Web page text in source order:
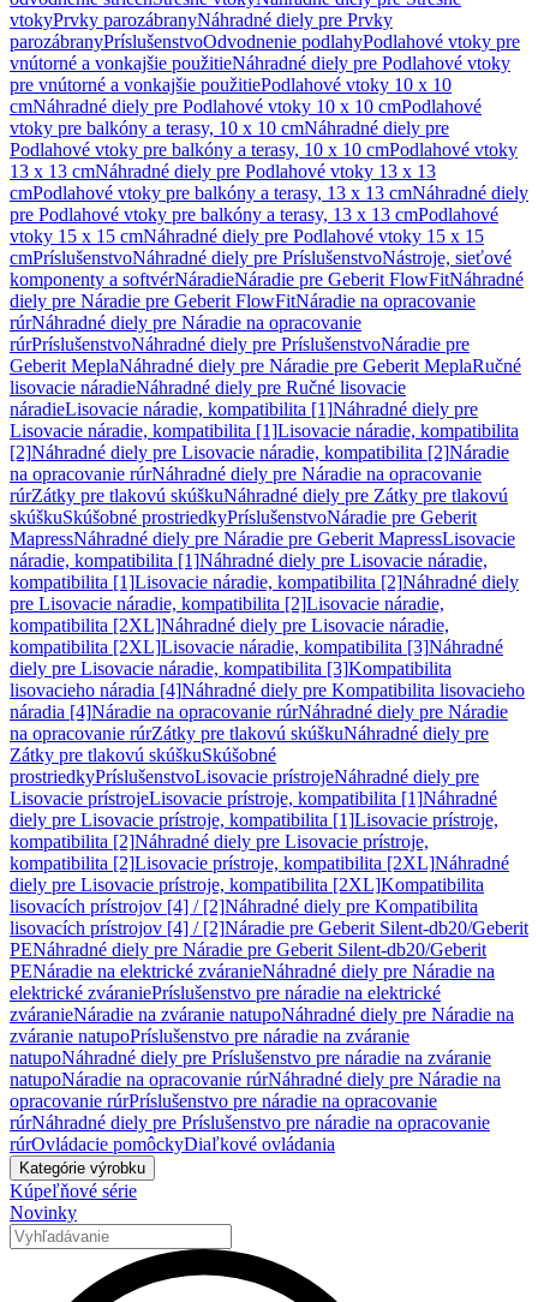
vtokyPrvky parozábranyNáhradné diely pre Prvky
parozábranyPríslušenstvoOdvodnenie podlahyPodlahové vtoky pre
vnútorné a vonkajšie použitieNáhradné diely pre Podlahové vtoky
pre vnútorné a vonkajšie použitiePodlahové vtoky 10 x 10
cmNáhradné diely pre Podlahové vtoky 10 x 10 cmPodlahové
vtoky pre balkóny a terasy, 10 x 10 cmNáhradné diely pre
Podlahové vtoky pre balkóny a terasy, 10 x 10 cmPodlahové vtoky
13 x 13 cmNáhradné diely pre Podlahové vtoky 13 x 13
cmPodlahové vtoky pre balkóny a terasy, 13 x 13 cmNáhradné diely
pre Podlahové vtoky pre balkóny a terasy, 13 x 13 cmPodlahové
vtoky 15 x 15 cmNáhradné diely pre Podlahové vtoky 15 x 15
cmPríslušenstvoNáhradné diely pre PríslušenstvoNástroje, sieťové
komponenty a softvérNáradieNáradie pre Geberit FlowFitNáhradné
diely pre Náradie pre Geberit FlowFitNáradie na opracovanie
rúrNáhradné diely pre Náradie na opracovanie
rúrPríslušenstvoNáhradné diely pre PríslušenstvoNáradie pre
Geberit MeplaNáhradné diely pre Náradie pre Geberit MeplaRučné
lisovacie náradieNáhradné diely pre Ručné lisovacie
náradieLisovacie náradie, kompatibilita [1]Náhradné diely pre
Lisovacie náradie, kompatibilita [1]Lisovacie náradie, kompatibilita
[2]Náhradné diely pre Lisovacie náradie, kompatibilita [2]Náradie
na opracovanie rúrNáhradné diely pre Náradie na opracovanie
rúrZátky pre tlakovú skúškuNáhradné diely pre Zátky pre tlakovú
skúškuSkúšobné prostriedkyPríslušenstvoNáradie pre Geberit
MapressNáhradné diely pre Náradie pre Geberit MapressLisovacie
náradie, kompatibilita [1]Náhradné diely pre Lisovacie náradie,
kompatibilita [1]Lisovacie náradie, kompatibilita [2]Náhradné diely
pre Lisovacie náradie, kompatibilita [2]Lisovacie náradie,
kompatibilita [2XL]Náhradné diely pre Lisovacie náradie,
kompatibilita [2XL]Lisovacie náradie, kompatibilita [3]Náhradné
diely pre Lisovacie náradie, kompatibilita [3]Kompatibilita
lisovacieho náradia [4]Náhradné diely pre Kompatibilita lisovacieho
náradia [4]Náradie na opracovanie rúrNáhradné diely pre Náradie
na opracovanie rúrZátky pre tlakovú skúškuNáhradné diely pre
Zátky pre tlakovú skúškuSkúšobné
prostriedkyPríslušenstvoLisovacie prístrojeNáhradné diely pre
Lisovacie prístrojeLisovacie prístroje, kompatibilita [1]Náhradné
diely pre Lisovacie prístroje, kompatibilita [1]Lisovacie prístroje,
kompatibilita [2]Náhradné diely pre Lisovacie prístroje,
kompatibilita [2]Lisovacie prístroje, kompatibilita [2XL]Náhradné
diely pre Lisovacie prístroje, kompatibilita [2XL]Kompatibilita
lisovacích prístrojov [4] / [2]Náhradné diely pre Kompatibilita
lisovacích prístrojov [4] / [2]Náradie pre Geberit Silent-db20/Geberit
PENáhradné diely pre Náradie pre Geberit Silent-db20/Geberit
PENáradie na elektrické zváranieNáhradné diely pre Náradie na
elektrické zváraniePríslušenstvo pre náradie na elektrické
zváranieNáradie na zváranie natupoNáhradné diely pre Náradie na
zváranie natupoPríslušenstvo pre náradie na zváranie
natupoNáhradné diely pre Príslušenstvo pre náradie na zváranie
natupoNáradie na opracovanie rúrNáhradné diely pre Náradie na
opracovanie rúrPríslušenstvo pre náradie na opracovanie
rúrNáhradné diely pre Príslušenstvo pre náradie na opracovanie
rúrOvládacie pomôckyDiaľkové ovládania
Kategórie výrobku
Kúpeľňové série
Novinky